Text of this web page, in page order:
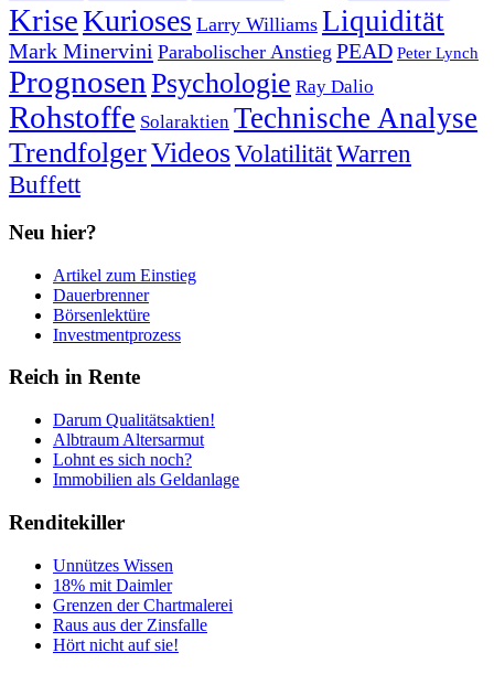
KriseKurioses Larry Williams Liquidität
Mark Minervini Parabolischer Anstieg PEAD Peter Lynch
Prognosen Psychologie Ray Dalio
Rohstoffe Solaraktien Technische Analyse
TrendfolgerVideosVolatilitätWarren
Buffett
Neu hier?
Artikel zum Einstieg
Dauerbrenner
Börsenlektüre
Investmentprozess
Reich in Rente
Darum Qualitätsaktien!
Albtraum Altersarmut
Lohnt es sich noch?
Immobilien als Geldanlage
Renditekiller
Unnützes Wissen
18% mit Daimler
Grenzen der Chartmalerei
Raus aus der Zinsfalle
Hört nicht auf sie!